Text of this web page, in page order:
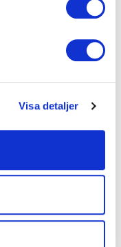
Visa detaljer
650 kr